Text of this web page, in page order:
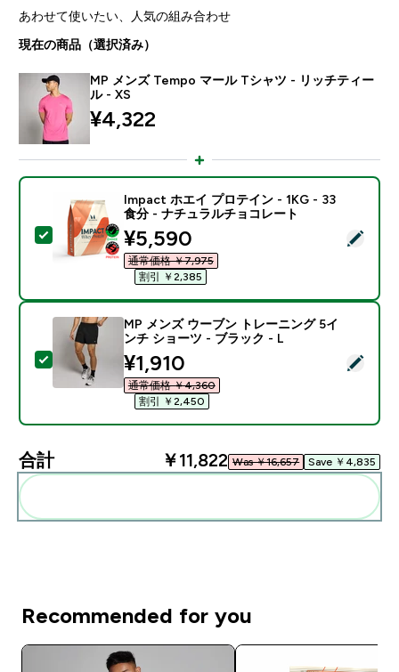
あわせて使いたい、人気の組み合わせ
現在の商品（選択済み）
MP メンズ Tempo マール Tシャツ - リッチティー
ル - XS
¥4,322‎
この商品を選択 - Impact ホエイ プロテイン - 1KG -
Impact ホエイ プロテイン - 1KG - 33
食分 - ナチュラルチョコレート
discounted price
¥5,590‎
通常価格 ￥7,975‎
割引 ￥2,385‎
この商品を選択 - MP メンズ ウーブン トレーニング
MP メンズ ウーブン トレーニング 5イ
ンチ ショーツ - ブラック - L
discounted price
¥1,910‎
通常価格 ￥4,360‎
割引 ￥2,450‎
合計 ￥11,822‎ Was ￥16,657‎ Save ￥4,835‎
Recommended for you